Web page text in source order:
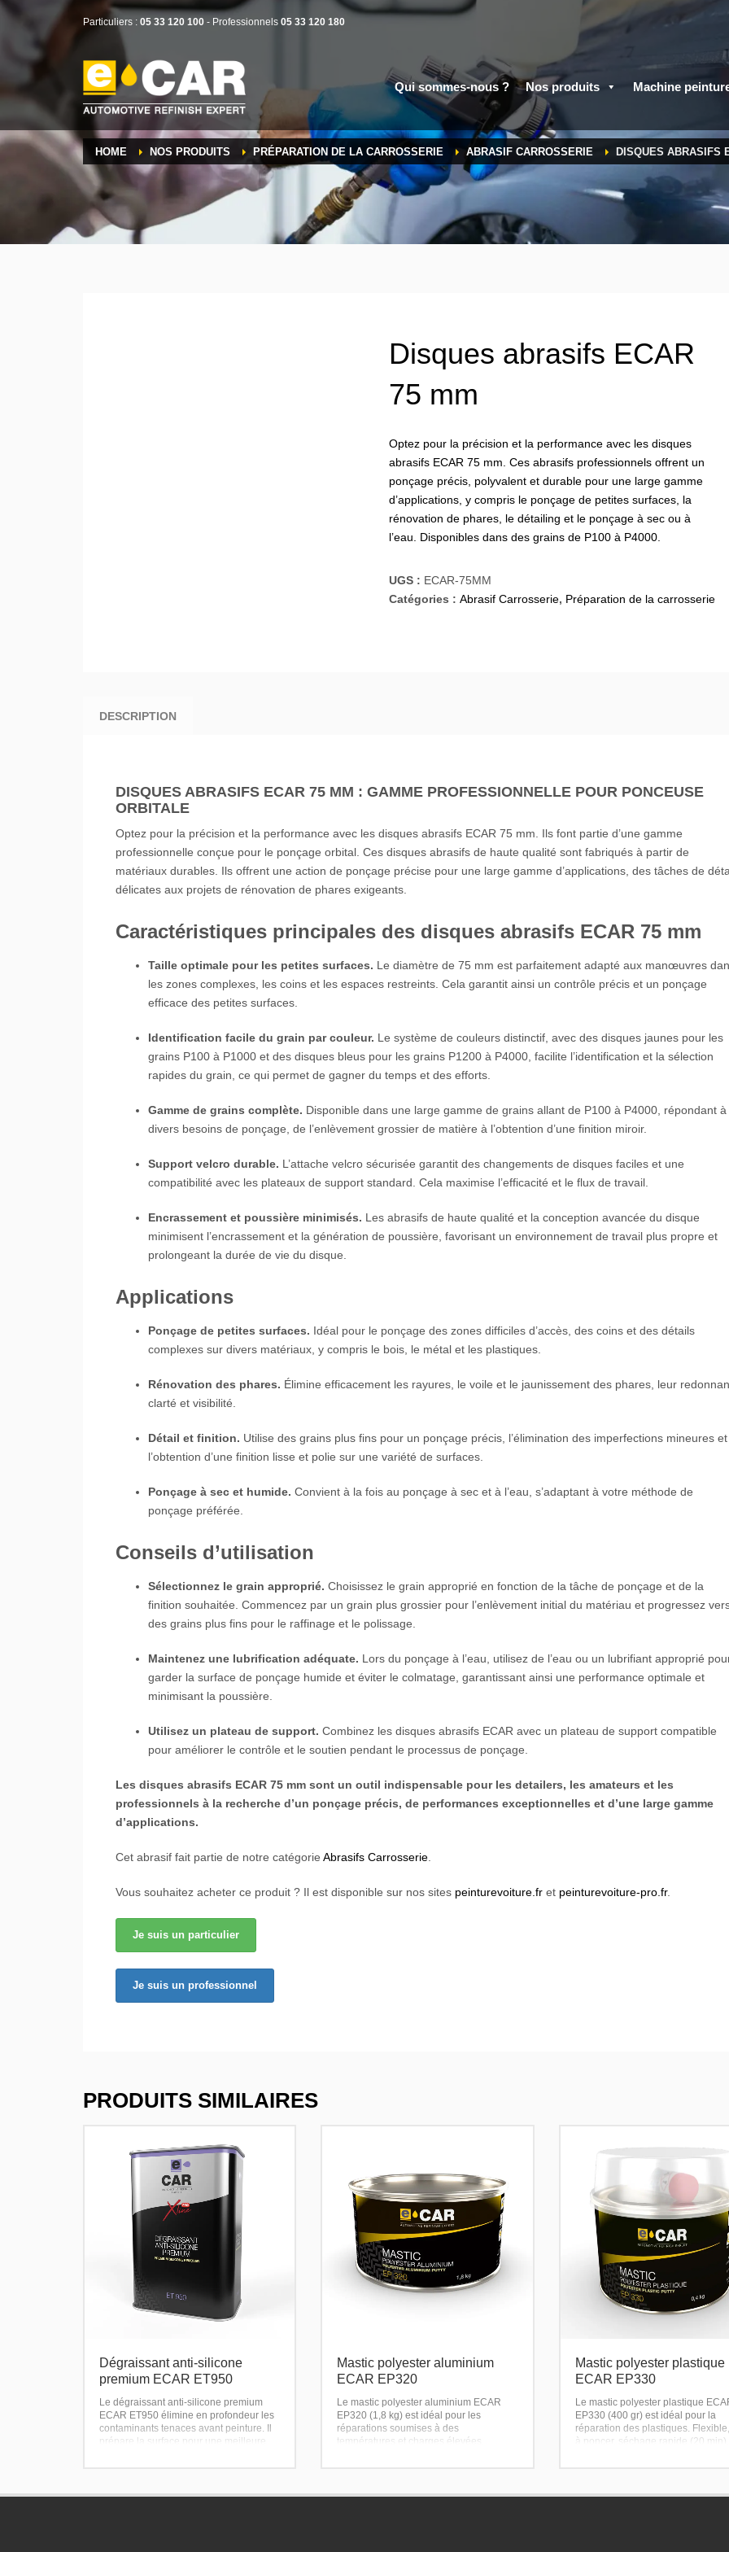
Particuliers : 05 33 120 100 - Professionnels 05 33 120 180
Qui sommes-nous ? Nos produits Machine
HOME NOS PRODUITS PRÉPARATION DE LA CARROSSERIE ABRASIF CARROSSERIE DISQUES ABRASIFS
Disques abrasifs ECAR
75 mm
Optez pour la précision et la performance avec les disques
abrasifs ECAR 75 mm. Ces abrasifs professionnels offrent un
ponçage précis, polyvalent et durable pour une large gamme
d’applications, y compris le ponçage de petites surfaces, la
rénovation de phares, le détailing et le ponçage à sec ou à
l’eau. Disponibles dans des grains de P100 à P4000.
UGS : ECAR-75MM
Catégories :Abrasif Carrosserie, Préparation de la carrosserie
DESCRIPTION
DISQUES ABRASIFS ECAR 75 MM : GAMME PROFESSIONNELLE POUR PONCEUSE
ORBITALE
Optez pour la précision et la performance avec les disques abrasifs ECAR 75 mm. Ils font partie d’une gamme
professionnelle conçue pour le ponçage orbital. Ces disques abrasifs de haute qualité sont fabriqués à partir de
matériaux durables. Ils offrent une action de ponçage précise pour une large gamme d’applications, des tâches de
délicates aux projets de rénovation de phares exigeants.
Caractéristiques principales des disques abrasifs ECAR 75 mm
Taille optimale pour les petites surfaces. Le diamètre de 75 mm est parfaitement adapté aux manœuvres
les zones complexes, les coins et les espaces restreints. Cela garantit ainsi un contrôle précis et un ponçage
efficace des petites surfaces.
Identification facile du grain par couleur. Le système de couleurs distinctif, avec des disques jaunes pour les
grains P100 à P1000 et des disques bleus pour les grains P1200 à P4000, facilite l’identification et la sélection
rapides du grain, ce qui permet de gagner du temps et des efforts.
Gamme de grains complète. Disponible dans une large gamme de grains allant de P100 à P4000, répondant à
divers besoins de ponçage, de l’enlèvement grossier de matière à l’obtention d’une finition miroir.
Support velcro durable. L’attache velcro sécurisée garantit des changements de disques faciles et une
compatibilité avec les plateaux de support standard. Cela maximise l’efficacité et le flux de travail.
Encrassement et poussière minimisés. Les abrasifs de haute qualité et la conception avancée du disque
minimisent l’encrassement et la génération de poussière, favorisant un environnement de travail plus propre et
prolongeant la durée de vie du disque.
Applications
Ponçage de petites surfaces. Idéal pour le ponçage des zones difficiles d’accès, des coins et des détails
complexes sur divers matériaux, y compris le bois, le métal et les plastiques.
Rénovation des phares. Élimine efficacement les rayures, le voile et le jaunissement des phares, leur
clarté et visibilité.
Détail et finition. Utilise des grains plus fins pour un ponçage précis, l’élimination des imperfections mineures et
l’obtention d’une finition lisse et polie sur une variété de surfaces.
Ponçage à sec et humide. Convient à la fois au ponçage à sec et à l’eau, s’adaptant à votre méthode de
ponçage préférée.
Conseils d’utilisation
Sélectionnez le grain approprié. Choisissez le grain approprié en fonction de la tâche de ponçage et de la
finition souhaitée. Commencez par un grain plus grossier pour l’enlèvement initial du matériau et progressez
des grains plus fins pour le raffinage et le polissage.
Maintenez une lubrification adéquate. Lors du ponçage à l’eau, utilisez de l’eau ou un lubrifiant approprié
garder la surface de ponçage humide et éviter le colmatage, garantissant ainsi une performance optimale et
minimisant la poussière.
Utilisez un plateau de support. Combinez les disques abrasifs ECAR avec un plateau de support compatible
pour améliorer le contrôle et le soutien pendant le processus de ponçage.
Les disques abrasifs ECAR 75 mm sont un outil indispensable pour les detailers, les amateurs et les
professionnels à la recherche d’un ponçage précis, de performances exceptionnelles et d’une large gamme
d’applications.
Cet abrasif fait partie de notre catégorie Abrasifs Carrosserie
Vous souhaitez acheter ce produit ? Il est disponible sur nos sites peinturevoiture.fr et peinturevoiture-pro.fr.
Je suis un particulier
Je suis un professionnel
PRODUITS SIMILAIRES
Dégraissant anti-silicone
premium ECAR ET950
Le dégraissant anti-silicone premium
ECAR ET950 élimine en profondeur les
contaminants tenaces avant peinture. Il
prépare la surface pour une meilleure
ponçage, ne pas appliquer sur tôle nue.
Mastic polyester aluminium
ECAR EP320
Le mastic polyester aluminium ECAR
EP320 (1,8 kg) est idéal pour les
réparations soumises à des
températures et charges élevées.
aluminium, zinc et acier galvanisé.
Mastic polyester plastique
ECAR EP330
Le mastic polyester plastique
EP330 (400 gr) est idéal pour la
réparation des plastiques.
à poncer, séchage rapide (20 min).